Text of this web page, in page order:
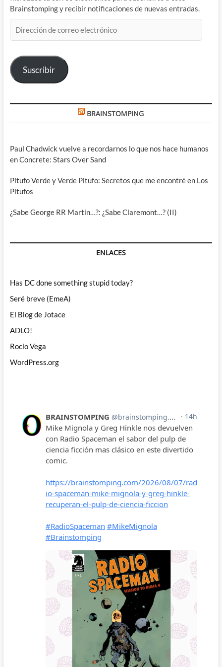
Brainstomping y recibir notificaciones de nuevas entradas.
de
electrónico
Suscribir
BRAINSTOMPING
Paul Chadwick vuelve a recordarnos lo que nos hace humanos
en Concrete: Stars Over Sand
Pitufo Verde y Verde Pitufo: Secretos que me encontré en Los
Pitufos
¿Sabe George RR Martin…?: ¿Sabe Claremont…? (II)
ENLACES
Has DC done something stupid today?
Seré breve (EmeA)
El Blog de Jotace
ADLO!
Rocío Vega
WordPress.org